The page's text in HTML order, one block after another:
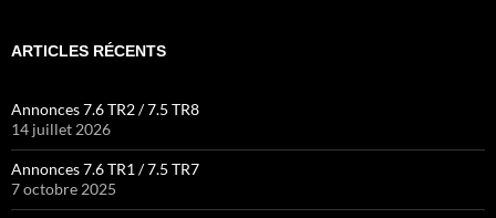
ARTICLES RÉCENTS
Annonces 7.6 TR2 / 7.5 TR8
14 juillet 2026
Annonces 7.6 TR1 / 7.5 TR7
7 octobre 2025